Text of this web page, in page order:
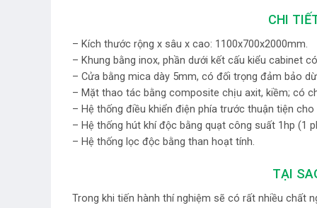
CHI
– Kích thước rộng x sâu x cao: 1100x700x2000mm.
– Khung bằng inox, phần dưới kết cấu kiểu cabinet
– Cửa bằng mica dày 5mm, có đối trọng đảm bảo
– Mặt thao tác bằng composite chịu axit, kiềm; có
– Hệ thống điều khiển điện phía trước thuận tiện cho
– Hệ thống hút khí độc bằng quạt công suất 1hp (1
– Hệ thống lọc độc bằng than hoạt tính.
TẠI
Trong khi tiến hành thí nghiệm sẽ có rất nhiều chất